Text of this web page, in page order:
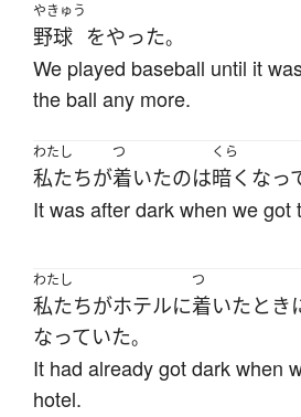
やきゅう
野球 をやった。
We played baseball until it
the ball any more.
わたし
私たちが
つ
着いたのは
くら
暗く なっ
It was after dark when we got
わたし
私たちがホテルに
つ
着いたとき
なっていた。
It had already got dark when
hotel.